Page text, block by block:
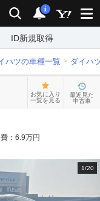
検索 通知
i
ID新規取得
ハツの車種一覧 ダイハ
お気に入り
一覧を見る
最近見た
中古車
： 6.9万円
1/20